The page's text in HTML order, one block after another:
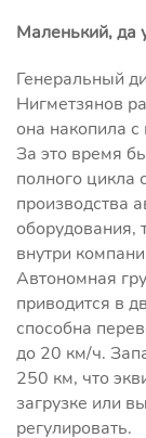
Маленький, да
Генеральный
Нигметзянов
она накопила
За это время
полного цикла
производства
оборудования,
внутри
Автономная
приводится в
способна
до 20 км/ч.
250 км, что
загрузке или
регулировать.